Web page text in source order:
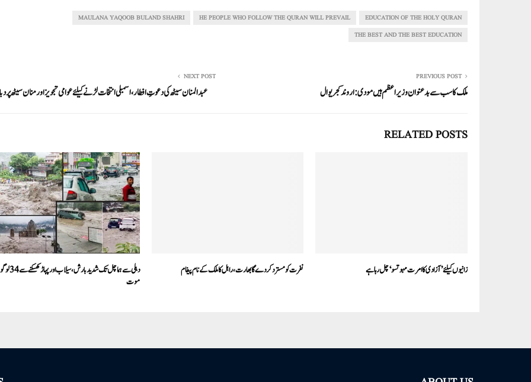
A
pp
ok
r
In
EDUCATION OF THE HOLY QURAN
HE PEOPLE WHO FOLLOW THE QURAN WILL PREVAIL
MAULANA YAQOOB BULAND SHAHRI
THE BEST AND THE BEST EDUCATION
PREVIOUS POST
ملک کا سب سے بدعنوان وزیر اعظم ہیں مودی : اروند کجریوال
NEXT POST
عبدالمنان سیٹھ کی دعوتِ افطار، اسمبلی انتخات لڑنے کیلئے عوامی تجویز اورمنان سیٹھ پر
RELATED POSTS
زانیوں کیلئے ’آزادی کا امرت مہوتسو‘ چل رہا ہے نفرت کو مسترد کردے گا بھارت، راہل کا ملک کے نام پیغام
دہلی سے ہماچل تک شدید
موت